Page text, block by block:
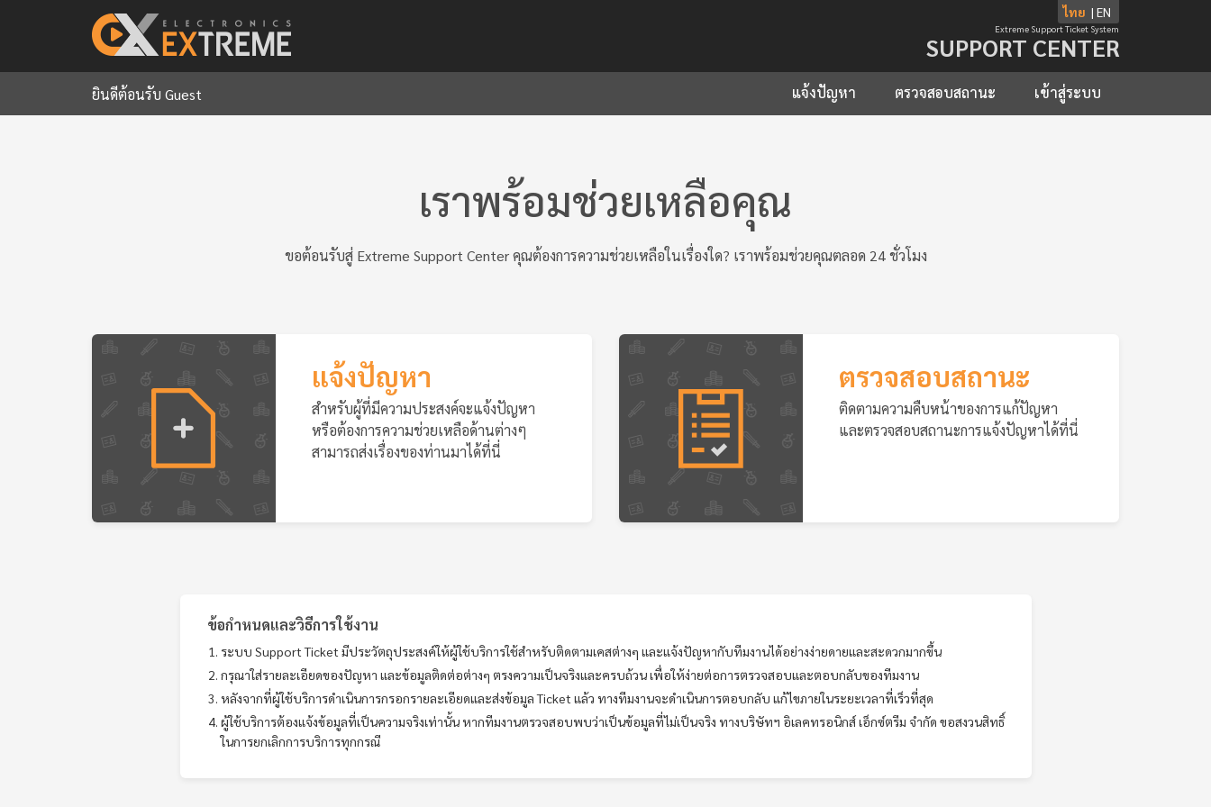
ไทย | EN
Extreme Support Ticket System
SUPPORT CENTER
ยินดีต้อนรับ Guest แจ้งปัญหา ตรวจสอบสถานะ เข้าสู่ระบบ
เราพร้อมช่วยเหลือคุณ
ขอต้อนรับสู่ Extreme Support Center คุณต้องการความช่วยเหลือในเรื่องใด? เราพร้อมช่วยคุณตลอด 24 ชั่วโมง
แจ้งปัญหา
สำหรับผู้ที่มีความประสงค์จะแจ้งปัญหา
หรือต้องการความช่วยเหลือด้านต่างๆ
สามารถส่งเรื่องของท่านมาได้ที่นี่
ตรวจสอบสถานะ
ติดตามความคืบหน้าของการแก้ปัญหา
และตรวจสอบสถานะการแจ้งปัญหาได้ที่นี่
ข้อกำหนดและวิธีการใช้งาน
ระบบ Support Ticket มีประวัตถุประสงค์ให้ผู้ใช้บริการใช้สำหรับติดตามเคสต่างๆ และแจ้งปัญหากับทีมงานได้อย่างง่ายดายและสะดวกมากขึ้น
กรุณาใส่รายละเอียดของปัญหา และข้อมูลติดต่อต่างๆ ตรงความเป็นจริงและครบถ้วน เพื่อให้ง่ายต่อการตรวจสอบและตอบกลับของทีมงาน
หลังจากที่ผู้ใช้บริการดำเนินการกรอกรายละเอียดและส่งข้อมูล Ticket แล้ว ทางทีมงานจะดำเนินการตอบกลับ แก้ไขภายในระยะเวลาที่เร็วที่สุด
ผู้ใช้บริการต้องแจ้งข้อมูลที่เป็นความจริงเท่านั้น หากทีมงานตรวจสอบพบว่าเป็นข้อมูลที่ไม่เป็นจริง ทางบริษัทฯ อิเลคทรอนิกส์ เอ็กซ์ตรีม จำกัด ขอสงวนสิทธิ์
ในการยกเลิกการบริการทุกกรณี